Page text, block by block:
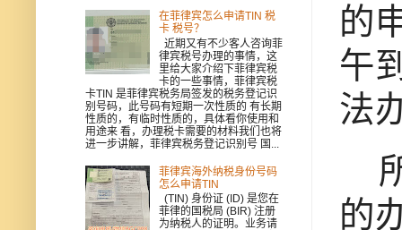
的
午
法
的
在菲律宾怎么申请TIN 税
卡 税号？
近期又有不少客人咨询菲
律宾税号办理的事情，这
里给大家介绍下菲律宾税
卡的一些事情，菲律宾税
卡TIN 是菲律宾税务局签发的税务登记识
别号码，此号码有短期一次性质的 有长期
性质的，有临时性质的，具体看你使用和
用途来 看，办理税卡需要的材料我们也将
进一步讲解，菲律宾税务登记识别号 国...
菲律宾海外纳税身份号码
怎么申请TIN
(TIN) 身份证 (ID) 是您在
菲律的国税局 (BIR) 注册
为纳税人的证明。业务请